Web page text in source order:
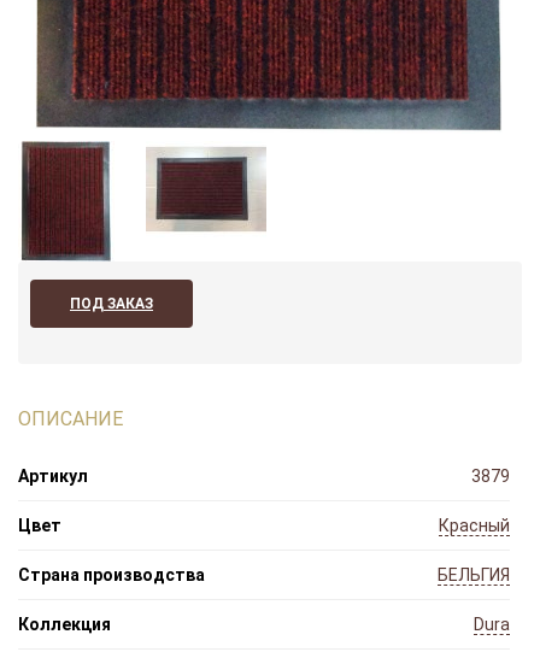
ПОД ЗАКАЗ
ОПИСАНИЕ
Артикул 3879
Цвет Красный
Страна производства БЕЛЬГИЯ
Коллекция Dura